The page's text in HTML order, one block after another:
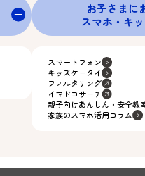
お子さまに
スマホ・キ
スマートフォン
キッズケータイ
フィルタリング
イマドコサーチ
親子向けあんしん・安全教
家族のスマホ活用コラム